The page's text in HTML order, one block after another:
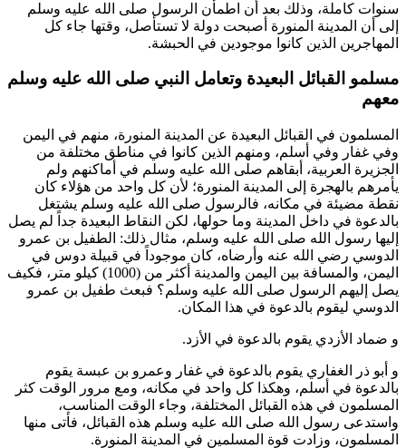
سنوات كاملة، وذلك بعد أن اطمأن الرسول صلى الله عليه وسلم
إلى أن المدينة المنورة أصبحت دولة لا تستأصل، وقتها جاء كل
المهاجرين الذين كانوا موجودين في الحبشة.
مسلمو القبائل البعيدة وتعامل النبي صلى الله عليه وسلم
معهم
المسلمون في القبائل البعيدة عن المدينة المنورة، منهم في اليمن
وفي غفار وفي أسلم، ومنهم الذين كانوا في مناطق مختلفة من
الجزيرة العربية، أبقاهم صلى الله عليه وسلم في أماكنهم ولم
يأمرهم بالهجرة إلى المدينة المنورة؛ لأن كل واحد من هؤلاء كان
نقطة مضيئة في مكانه، فالرسول صلى الله عليه وسلم يشتغل
بالدعوة في داخل المدينة وما حولها، لكن النقاط البعيدة جداً لم يصل
إليها رسول الله صلى الله عليه وسلم، مثال ذلك: الطفيل بن عمرو
الدوسي رضي الله عنه وأرضاه، كان موجوداً في قبيلة دوس في
اليمن، والمسافة بين اليمن والمدينة أكثر من (1000) كيلو متر، فكيف
يصل إليهم الرسول صلى الله عليه وسلم؟ فبعث طفيل بن عمرو
الدوسي ليقوم بالدعوة في هذا المكان.
و ضماد الأزدي يقوم بالدعوة في الأزد.
و أبو ذر الغفاري يقوم بالدعوة في غفار وعمرو بن عبسة يقوم
بالدعوة في أسلم، وهكذا كل واحد في مكانه، ومع مرور الوقت كثر
المسلمون في هذه القبائل المختلفة، وجاء الوقت المناسب،
واستدعى رسول الله صلى الله عليه وسلم هذه القبائل، فأتى منها
المسلمون، وزادت قوة المسلمين في المدينة المنورة.